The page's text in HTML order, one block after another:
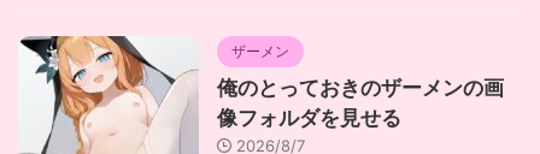
ザーメン
俺のとっておきのザーメンの画
像フォルダを見せる
2026/8/7